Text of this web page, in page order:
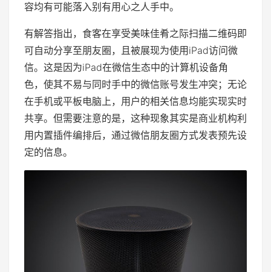
容均有可能落入别有用心之人手中。
有解答指出，食客在享受美味佳肴之际扫描二维码即
可自动分享至朋友圈，且被展现为使用iPad访问微
信。这是因为iPad在微信生态中的计算机设备角
色，使其不易与同时手中的微信账号发生冲突；无论
在手机或平板电脑上，用户的相关信息均能实现实时
共享。但需要注意的是，这种现象其实是商业机构利
用内置插件编排后，通过微信朋友圈方式发表预先设
定的信息。